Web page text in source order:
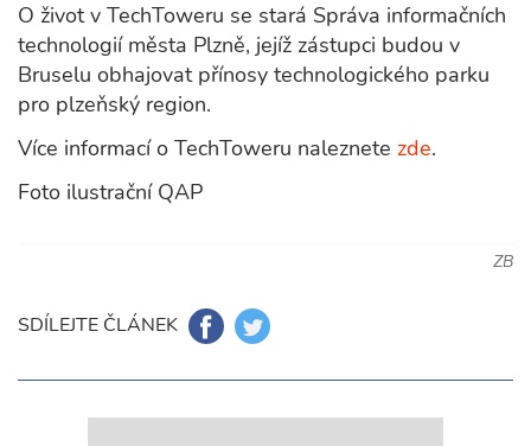
O život v TechToweru se stará Správa informačních
technologií města Plzně, jejíž zástupci budou v
Bruselu obhajovat přínosy technologického parku
pro plzeňský region.
Více informací o TechToweru naleznete zde.
Foto ilustrační QAP
ZB
SDÍLEJTE ČLÁNEK